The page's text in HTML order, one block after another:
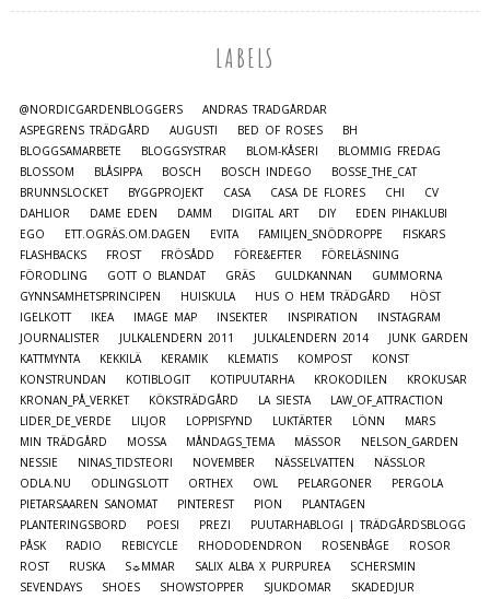
LABELS
@NORDICGARDENBLOGGERS
ANDRAS TRÄDGÅRDAR
ASPEGRENS TRÄDGÅRD
AUGUSTI BED OF ROSES
BH
BLOGGSAMARBETE
BLOGGSYSTRAR BLOM-KÅSERI
BLOMMIG FREDAG
BLOSSOM
BLÅSIPPA BOSCH BOSCH INDEGO
BOSSE_THE_CAT
BRUNNSLOCKET
BYGGPROJEKT CASA CASA DE FLORES CHI
CV
DAHLIOR
DAME EDEN DAMM DIGITAL ART DIY
EDEN PIHAKLUBI
EGO
ETT.OGRÄS.OM.DAGEN EVITA FAMILJEN_SNÖDROPPE
FISKARS
FLASHBACKS
FROST FRÖSÅDD FÖRE&EFTER
FÖRELÄSNING
FÖRODLING
GOTT O BLANDAT GRÄS GULDKANNAN
GUMMORNA
GYNNSAMHETSPRINCIPEN
HUISKULA HUS O HEM TRÄDGÅRD
HÖST
IGELKOTT
IKEA IMAGE MAP INSEKTER INSPIRATION
INSTAGRAM
JOURNALISTER
JULKALENDERN 2011 JULKALENDERN 2014
JUNK GARDEN
KATTMYNTA
KEKKILÄ KERAMIK KLEMATIS KOMPOST
KONST
KONSTRUNDAN
KOTIBLOGIT KOTIPUUTARHA KROKODILEN
KROKUSAR
KRONAN_PÅ_VERKET
KÖKSTRÄDGÅRD LA SIESTA
LAW_OF_ATTRACTION
LIDER_DE_VERDE
LILJOR LOPPISFYND LUKTÄRTER LÖNN
MARS
MIN TRÄDGÅRD
MOSSA MÅNDAGS_TEMA MÄSSOR
NELSON_GARDEN
NESSIE
NINAS_TIDSTEORI NOVEMBER NÄSSELVATTEN
NÄSSLOR
ODLA.NU
ODLINGSLOTT ORTHEX OWL PELARGONER
PERGOLA
PIETARSAAREN SANOMAT
PINTEREST PION
PLANTAGEN
PLANTERINGSBORD
POESI PREZI
PUUTARHABLOGI | TRÄDGÅRDSBLOGG
PÅSK
RADIO REBICYCLE RHODODENDRON ROSENBÅGE
ROSOR
ROST
RUSKA S☼MMAR SALIX ALBA X PURPUREA
SCHERSMIN
SEVENDAYS
SHOES SHOWSTOPPER SJUKDOMAR
SKADEDJUR